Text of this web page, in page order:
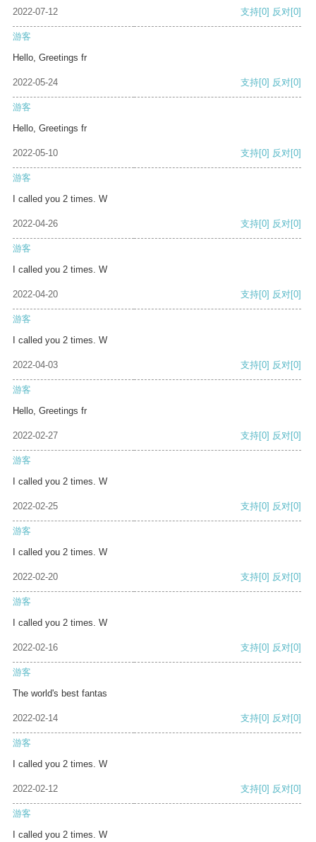
2022-07-12 支持[0] 反对[0]
游客
Hello, Greetings fr
2022-05-24 支持[0] 反对[0]
游客
Hello, Greetings fr
2022-05-10 支持[0] 反对[0]
游客
I called you 2 times. W
2022-04-26 支持[0] 反对[0]
游客
I called you 2 times. W
2022-04-20 支持[0] 反对[0]
游客
I called you 2 times. W
2022-04-03 支持[0] 反对[0]
游客
Hello, Greetings fr
2022-02-27 支持[0] 反对[0]
游客
I called you 2 times. W
2022-02-25 支持[0] 反对[0]
游客
I called you 2 times. W
2022-02-20 支持[0] 反对[0]
游客
I called you 2 times. W
2022-02-16 支持[0] 反对[0]
游客
The world's best fantas
2022-02-14 支持[0] 反对[0]
游客
I called you 2 times. W
2022-02-12 支持[0] 反对[0]
游客
I called you 2 times. W